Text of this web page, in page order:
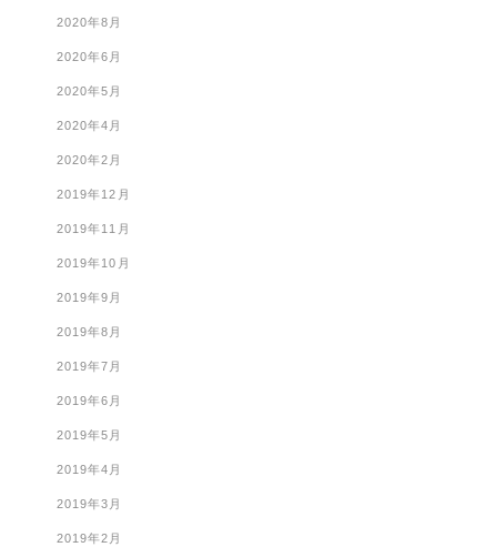
2020年8月
2020年6月
2020年5月
2020年4月
2020年2月
2019年12月
2019年11月
2019年10月
2019年9月
2019年8月
2019年7月
2019年6月
2019年5月
2019年4月
2019年3月
2019年2月